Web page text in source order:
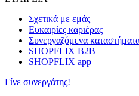
Σχετικά με εμάς
Ευκαιρίες καριέρας
Συνεργαζόμενα
SHOPFLIX B2B
SHOPFLIX app
Γίνε συνεργάτης!